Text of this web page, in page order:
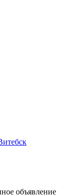
объявление